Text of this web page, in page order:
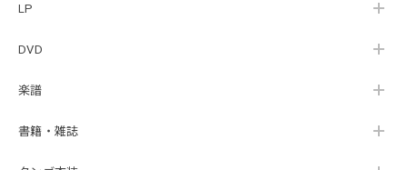
LP
DVD
楽譜
書籍・雑誌